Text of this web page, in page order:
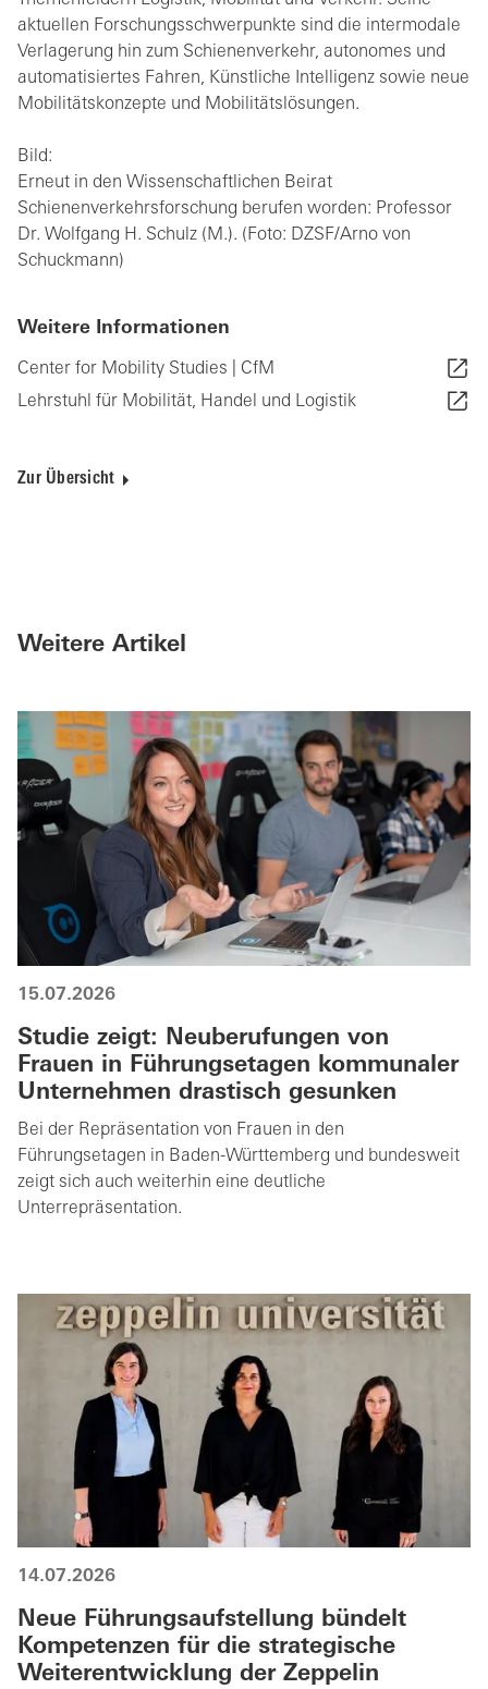
aktuellen Forschungsschwerpunkte sind die intermodale
Verlagerung hin zum Schienenverkehr, autonomes und
automatisiertes Fahren, Künstliche Intelligenz sowie neue
Mobilitätskonzepte und Mobilitätslösungen.
Bild:
Erneut in den Wissenschaftlichen Beirat
Schienenverkehrsforschung berufen worden: Professor
Dr. Wolfgang H. Schulz (M.). (Foto: DZSF/Arno von
Schuckmann)
Weitere Informationen
Center for Mobility Studies | CfM
Lehrstuhl für Mobilität, Handel und Logistik
Zur Übersicht
Weitere Artikel
15.07.2026
Studie zeigt: Neuberufungen von
Frauen in Führungsetagen kommunaler
Unternehmen drastisch gesunken
Bei der Repräsentation von Frauen in den
Führungsetagen in Baden-Württemberg und bundesweit
zeigt sich auch weiterhin eine deutliche
Unterrepräsentation.
14.07.2026
Neue Führungsaufstellung bündelt
Kompetenzen für die strategische
Weiterentwicklung der Zeppelin